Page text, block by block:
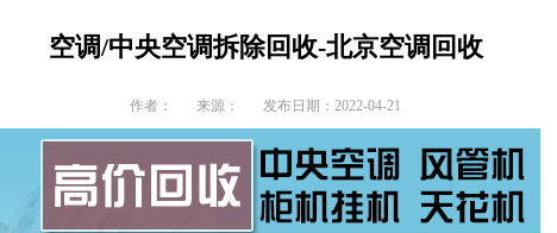
空调/中央空调拆除回收-北京空调回收
作者： 来源： 发布日期：2022-04-21